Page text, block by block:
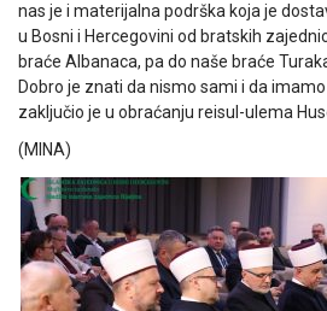
nas je i materijalna podrška koja je
u Bosni i Hercegovini od bratskih
braće Albanaca, pa do naše braće
Dobro je znati da nismo sami i da
zaključio je u obraćanju reisul-ulema
(MINA)